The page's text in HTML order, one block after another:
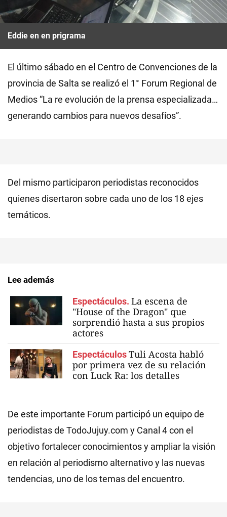
Eddie en en prigrama
El último sábado en el Centro de Convenciones de la
provincia de Salta se realizó el 1° Forum Regional de
Medios “La re evolución de la prensa especializada…
generando cambios para nuevos desafíos”.
Del mismo participaron periodistas reconocidos
quienes disertaron sobre cada uno de los 18 ejes
temáticos.
Lee además
Espectáculos. La escena de
"House of the Dragon" que
sorprendió hasta a sus propios
actores
EspectáculosTuli Acosta habló
por primera vez de su relación
con Luck Ra: los detalles
De este importante Forum participó un equipo de
periodistas de TodoJujuy.com y Canal 4 con el
objetivo fortalecer conocimientos y ampliar la visión
en relación al periodismo alternativo y las nuevas
tendencias, uno de los temas del encuentro.